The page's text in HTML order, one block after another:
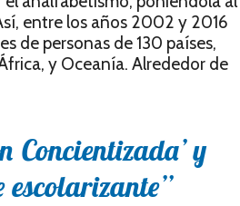
entre los años 2002 y 2016
de personas de 130 países,
y Oceanía. Alrededor de
Concientizada’ y